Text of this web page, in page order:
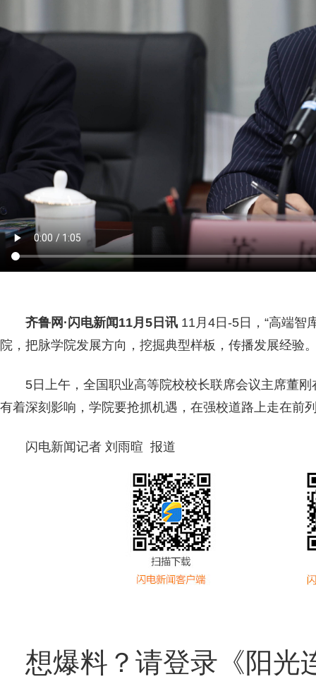
齐鲁网 ·闪电新闻11月5日讯 11月4日-5日，“高端智
院，把脉学院发展方向，挖掘典型样板，传播发展经验
5日上午，全国职业高等院校校长联席会议主席董
有着深刻影响，学院要抢抓机遇，在强校道路上走在前
闪电新闻记者 刘雨暄 报道
想爆料？请登录《阳光